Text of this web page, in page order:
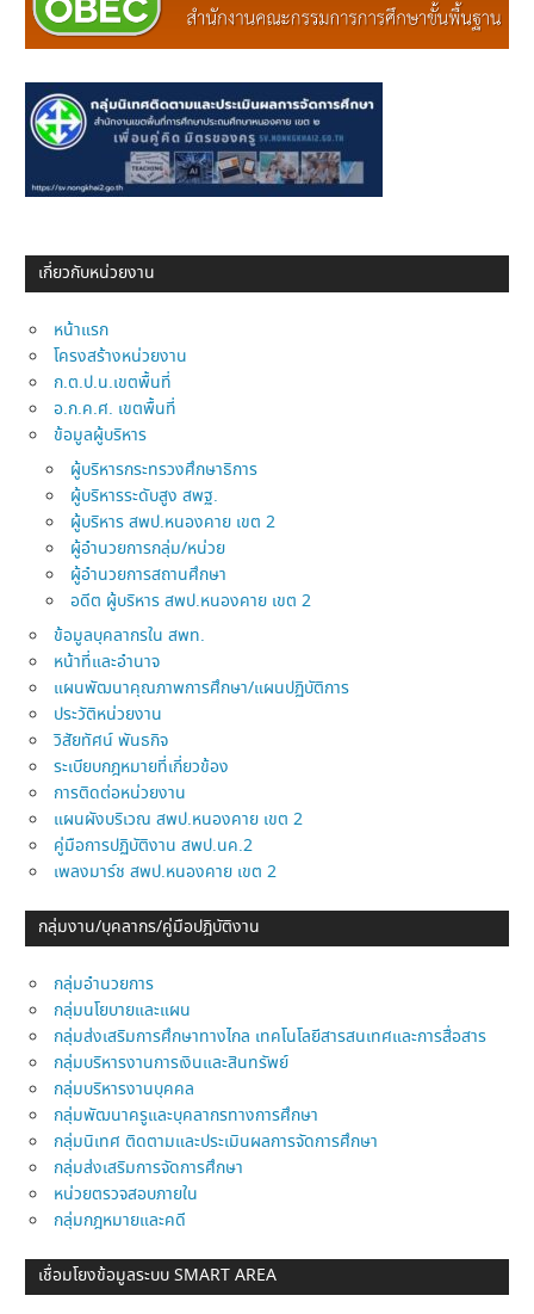
เกี่ยวกับหน่วยงาน
หน้าแรก
โครงสร้างหน่วยงาน
ก.ต.ป.น.เขตพื้นที่
อ.ก.ค.ศ. เขตพื้นที่
ข้อมูลผู้บริหาร
ผู้บริหารกระทรวงศึกษาธิการ
ผู้บริหารระดับสูง สพฐ.
ผู้บริหาร สพป.หนองคาย เขต 2
ผู้อำนวยการกลุ่ม/หน่วย
ผู้อำนวยการสถานศึกษา
อดีต ผู้บริหาร สพป.หนองคาย เขต 2
ข้อมูลบุคลากรใน สพท.
หน้าที่และอำนาจ
แผนพัฒนาคุณภาพการศึกษา/แผนปฏิบัติการ
ประวัติหน่วยงาน
วิสัยทัศน์ พันธกิจ
ระเบียบกฎหมายที่เกี่ยวข้อง
การติดต่อหน่วยงาน
แผนผังบริเวณ สพป.หนองคาย เขต 2
คู่มือการปฏิบัติงาน สพป.นค.2
เพลงมาร์ช สพป.หนองคาย เขต 2
กลุ่มงาน/บุคลากร/คู่มือปฎิบัติงาน
กลุ่มอำนวยการ
กลุ่มนโยบายและแผน
กลุ่มส่งเสริมการศึกษาทางไกล เทคโนโลยีสารสนเทศและการสื่อสาร
กลุ่มบริหารงานการเงินและสินทรัพย์
กลุ่มบริหารงานบุคคล
กลุ่มพัฒนาครูและบุคลากรทางการศึกษา
กลุ่มนิเทศ ติดตามและประเมินผลการจัดการศึกษา
กลุ่มส่งเสริมการจัดการศึกษา
หน่วยตรวจสอบภายใน
กลุ่มกฎหมายและคดี
เชื่อมโยงข้อมูลระบบ SMART AREA